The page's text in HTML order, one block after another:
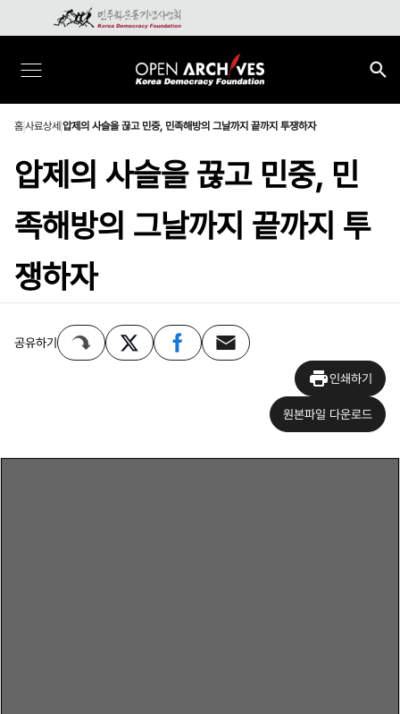
홈사료상세 압제의 사슬을 끊고 민중, 민족해방의 그날까지 끝까지 투쟁하자
압제의 사슬을 끊고 민중, 민
족해방의 그날까지 끝까지 투
쟁하자
공유하기
인쇄하기
원본파일 다운로드